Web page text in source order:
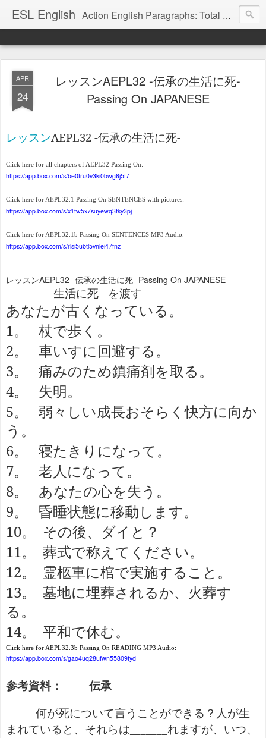
ESL English Action English Paragraphs: Total Physical Response (TPR) Paragraphs for the High School and Adult Language Student
APR
24
レッスンAEPL32 -伝承の生活に死-
Passing On JAPANESE
レッスンAEPL32 -伝承の生活に死-
Click here for all chapters of AEPL32 Passing On:
https://app.box.com/s/be0tru0v3ki0bwg6j5f7
Click here for AEPL32.1 Passing On SENTENCES with pictures:
https://app.box.com/s/x1fw5x7suyewq3fky3pj
Click here for AEPL32.1b Passing On SENTENCES MP3 Audio.
https://app.box.com/s/rlsi5ubtl5vnlei47fnz
レッスンAEPL32 -伝承の生活に死- Passing On JAPANESE
生活に死 - を渡す
あなたが古くなっている。
1。 杖で歩く。
2。 車いすに回避する。
3。 痛みのため鎮痛剤を取る。
4。 失明。
5。
弱々しい成長おそらく快方に向か
う。
6。 寝たきりになって。
7。 老人になって。
8。 あなたの心を失う。
9。 昏睡状態に移動します。
10。 その後、ダイと？
11。 葬式で称えてください。
12。 霊柩車に棺で実施すること。
13。
墓地に埋葬されるか、火葬す
る。
14。 平和で休む。
Click here for AEPL32.3b Passing On READING MP3 Audio:
https://app.box.com/s/gao4uq28ufwn55809fyd
参考資料： 伝承
何が死について言うことができる？人が生
まれていると、それらは
れますが、いつ、